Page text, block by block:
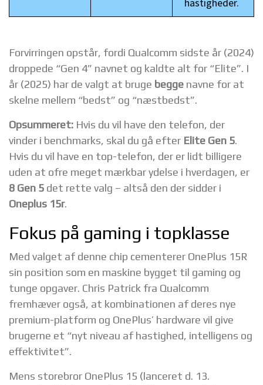
Forvirringen opstår, fordi Qualcomm sidste år (2024)
droppede “Gen 4” navnet og kaldte alt for “Elite”. I
år (2025) har de valgt at bruge begge navne for at
skelne mellem “bedst” og “næstbedst”.
Opsummeret: Hvis du vil have den telefon, der
vinder i benchmarks, skal du gå efter Elite Gen 5.
Hvis du vil have en top-telefon, der er lidt billigere
uden at ofre meget mærkbar ydelse i hverdagen, er
8 Gen 5 det rette valg – altså den der sidder i
Oneplus 15r.
Fokus på gaming i topklasse
Med valget af denne chip cementerer OnePlus 15R
sin position som en maskine bygget til gaming og
tunge opgaver. Chris Patrick fra Qualcomm
fremhæver også, at kombinationen af deres nye
premium-platform og OnePlus’ hardware vil give
brugerne et “nyt niveau af hastighed, intelligens og
effektivitet”.
Mens storebror OnePlus 15 (lanceret d. 13.